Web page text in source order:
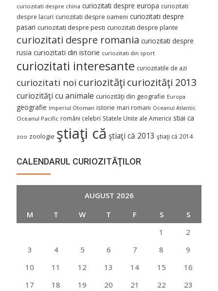
curiozitati despre china curiozitati despre europa curiozitati
despre lacuri curiozitati despre oameni curiozitati despre
pasari curiozitati despre pesti curiozitati despre plante
curiozitati despre romania curiozitati despre
rusia curiozitati din istorie curiozitati din sport
curiozitati interesante curiozitatile de azi
curiozitati noi curiozităţi curiozităţi 2013
curiozităţi cu animale curiozităţi din geografie Europa
geografie Imperiul Otoman istorie mari romani Oceanul Atlantic
Oceanul Pacific români celebri Statele Unite ale Americii stiai ca
zoo zoologie ştiaţi că ştiaţi că 2013 ştiaţi că 2014
CALENDARUL CURIOZITĂŢILOR
AUGUST 2026
M
T W T F S
S
1
2
3
4 5 6 7 8
9
10
11 12 13 14 15
16
17
18 19 20 21 22 23